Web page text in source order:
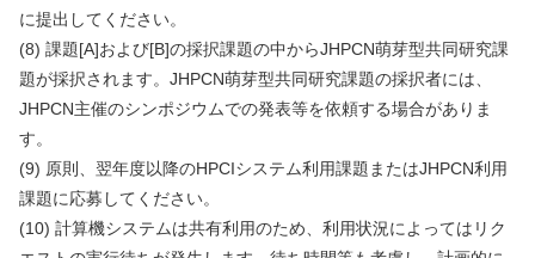
に提出してください。
(8) 課題[A]および[B]の採択課題の中からJHPCN萌芽型共同研究課
題が採択されます。JHPCN萌芽型共同研究課題の採択者には、
JHPCN主催のシンポジウムでの発表等を依頼する場合がありま
す。
(9) 原則、翌年度以降のHPCIシステム利用課題またはJHPCN利用
課題に応募してください。
(10) 計算機システムは共有利用のため、利用状況によってはリク